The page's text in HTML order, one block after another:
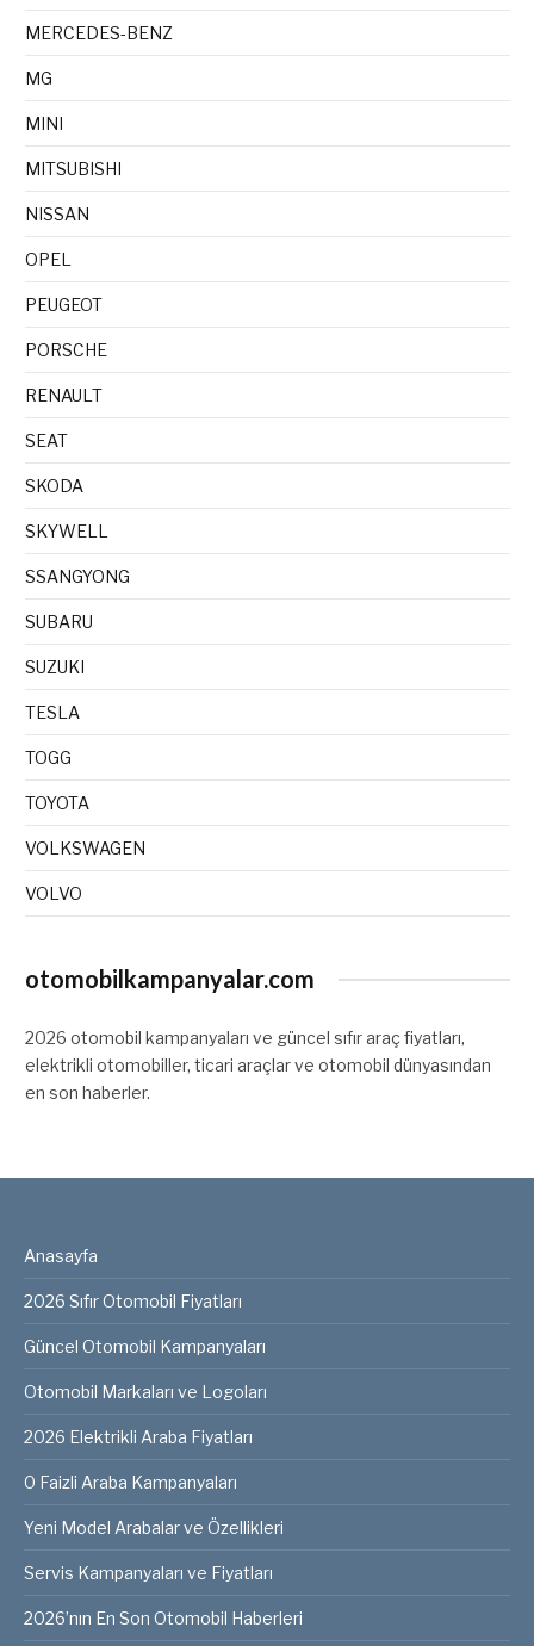
MERCEDES-BENZ
MG
MINI
MITSUBISHI
NISSAN
OPEL
PEUGEOT
PORSCHE
RENAULT
SEAT
SKODA
SKYWELL
SSANGYONG
SUBARU
SUZUKI
TESLA
TOGG
TOYOTA
VOLKSWAGEN
VOLVO
otomobilkampanyalar.com
2026 otomobil kampanyaları ve güncel sıfır araç fiyatları,
elektrikli otomobiller, ticari araçlar ve otomobil dünyasından
en son haberler.
Anasayfa
2026 Sıfır Otomobil Fiyatları
Güncel Otomobil Kampanyaları
Otomobil Markaları ve Logoları
2026 Elektrikli Araba Fiyatları
0 Faizli Araba Kampanyaları
Yeni Model Arabalar ve Özellikleri
Servis Kampanyaları ve Fiyatları
2026’nın En Son Otomobil Haberleri